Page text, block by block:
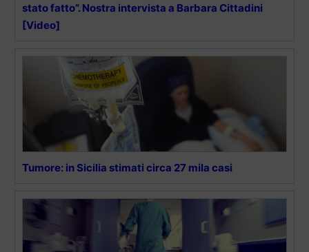
stato fatto”. Nostra intervista a Barbara Cittadini
[Video]
Tumore: in Sicilia stimati circa 27 mila casi